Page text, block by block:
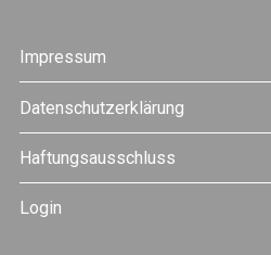
Impressum
Datenschutzerklärung
Haftungsausschluss
Login